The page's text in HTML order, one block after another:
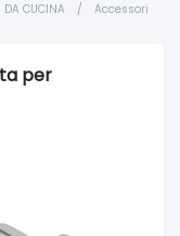
DA CUCINA / Accessori
per